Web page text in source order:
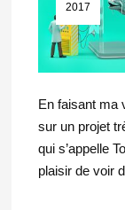
2017
En faisant ma
sur un projet
qui s’appelle
plaisir de voir